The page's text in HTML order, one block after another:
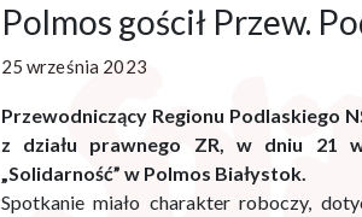
Polmos gościł Przew.
25 września 2023
Przewodniczący Regionu Podlaskiego
z działu prawnego ZR, w dniu 21
„Solidarność” w Polmos Białystok.
Spotkanie miało charakter roboczy,